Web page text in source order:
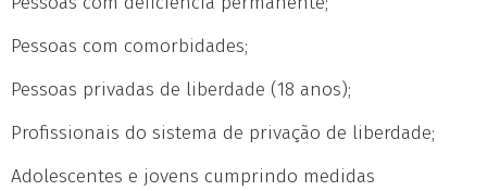
Pessoas com comorbidades;
Pessoas privadas de liberdade (18 anos);
Profissionais do sistema de privação de liberdade;
Adolescentes e jovens cumprindo medidas